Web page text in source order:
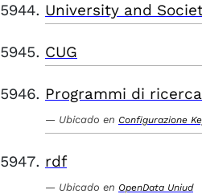
University and
CUG
Programmi di ricerca
Ubicado en Configurazione
rdf
Ubicado en OpenData Uniud